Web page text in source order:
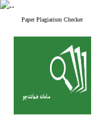
Paper Plagiarism Checker